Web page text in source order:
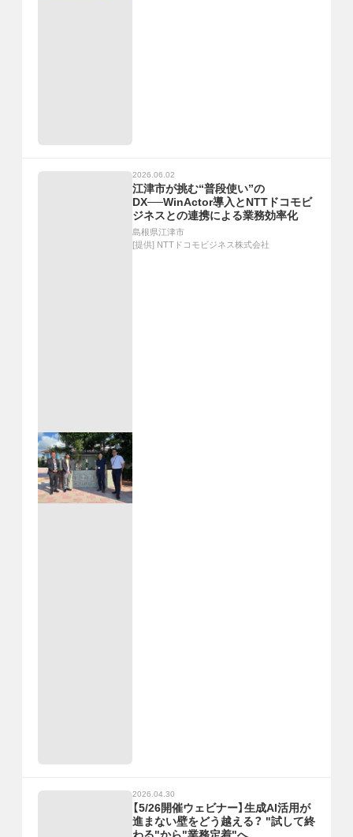
2026.06.02
江津市が挑む“普段使い”の
DX──WinActor導入とNTTドコモビ
ジネスとの連携による業務効率化
島根県江津市
[提供] NTTドコモビジネス株式会社
2026.04.30
【5/26開催ウェビナー】生成AI活用が
進まない壁をどう越える？ "試して終